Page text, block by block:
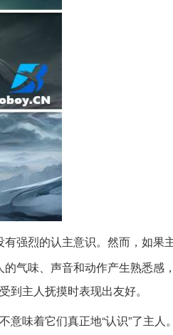
强烈的认主意识。然而，如果
的气味、声音和动作产生熟悉感
主人抚摸时表现出友好。
味着它们真正地“认识”了主